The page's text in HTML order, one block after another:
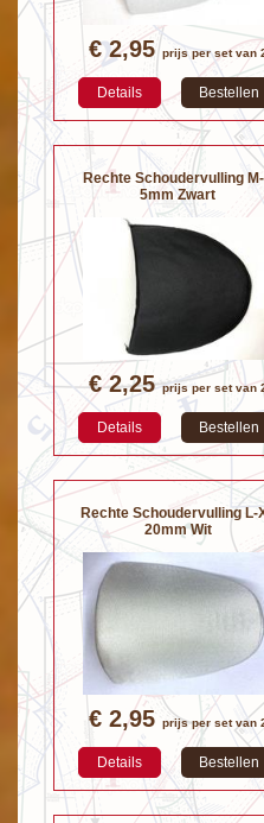
€ 2,95prijs per set van
Details Bestellen
Rechte Schoudervulling
5mm Zwart
€ 2,25prijs per set van
Details Bestellen
Rechte Schoudervulling L-
20mm Wit
€ 2,95 prijs per set van
Details Bestellen